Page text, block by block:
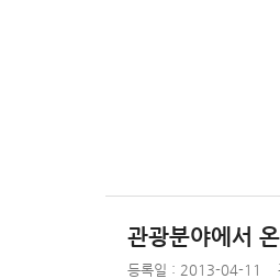
관광분야에서
등록일 : 2013-04-11